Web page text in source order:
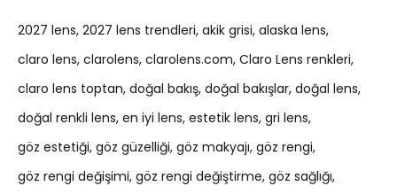
2027 lens 2027 lens trendleri akik grisi alaska lens
claro lens clarolens clarolens.com Claro Lens renkleri
claro lens toptan doğal bakış doğal bakışlar doğal lens
doğal renkli lens en iyi lens estetik lens gri lens
göz estetiği göz güzelliği göz makyajı göz rengi
göz rengi değişimi göz rengi değiştirme göz sağlığı